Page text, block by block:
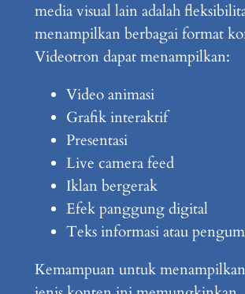
media visual lain adalah
menampilkan berbagai format
Videotron dapat menampilkan:
Video animasi
Grafik interaktif
Presentasi
Live camera feed
Iklan bergerak
Efek panggung digital
Teks informasi atau
Kemampuan untuk